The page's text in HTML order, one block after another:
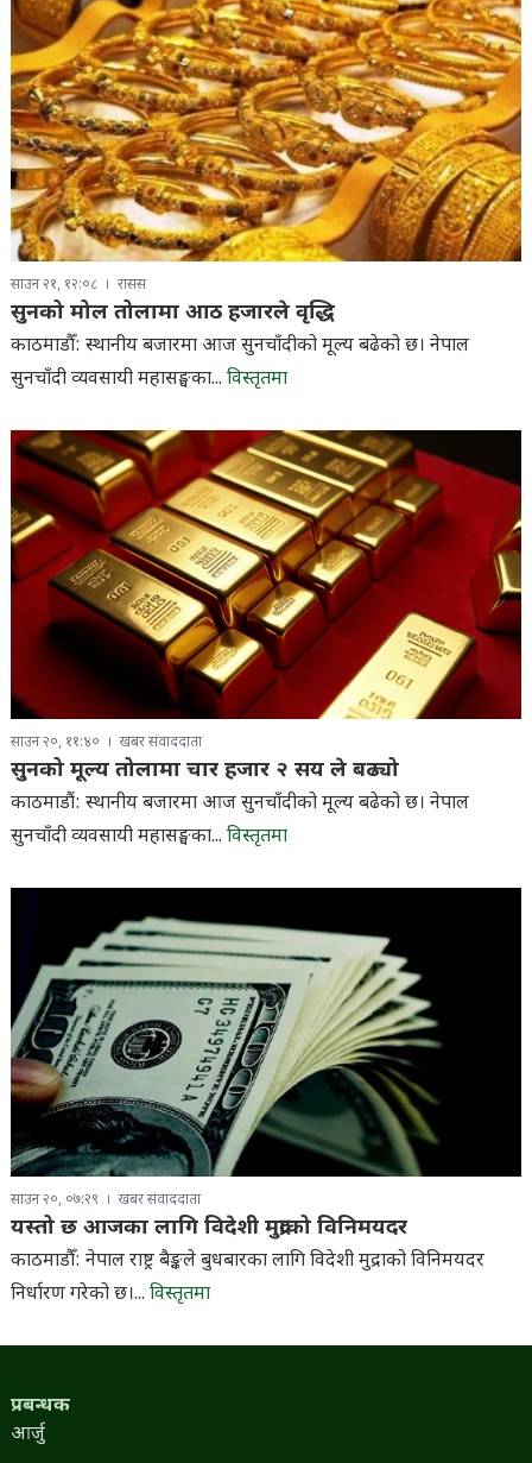
साउन २१, १२:०८ रासस
सुनको मोल तोलामा आठ हजारले वृद्धि
काठमाडौँ: स्थानीय बजारमा आज सुनचाँदीको मूल्य बढेको छ। नेपाल
सुनचाँदी व्यवसायी महासङ्घका... विस्तृतमा
साउन २०, ११:४० खबर संवाददाता
सुनको मूल्य तोलामा चार हजार २ सय ले बढ्यो
काठमाडौं: स्थानीय बजारमा आज सुनचाँदीको मूल्य बढेको छ। नेपाल
सुनचाँदी व्यवसायी महासङ्घका... विस्तृतमा
साउन २०, ०७:२९ खबर संवाददाता
यस्तो छ आजका लागि विदेशी मुद्राको विनिमयदर
काठमाडौँ: नेपाल राष्ट्र बैङ्कले बुधबारका लागि विदेशी मुद्राको विनिमयदर
निर्धारण गरेको छ।... विस्तृतमा
प्रबन्धक
आर्जु